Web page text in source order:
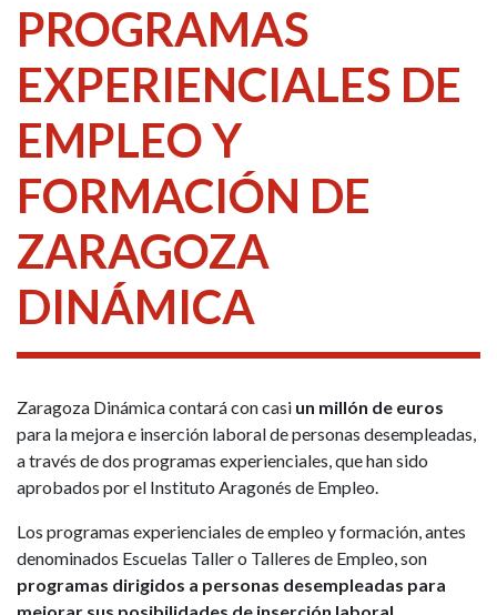
PROGRAMAS
EXPERIENCIALES DE
EMPLEO Y
FORMACIÓN DE
ZARAGOZA
DINÁMICA
Zaragoza Dinámica contará con casi un millón de euros
para la mejora e inserción laboral de personas desempleadas,
a través de dos programas experienciales, que han sido
aprobados por el Instituto Aragonés de Empleo.
Los programas experienciales de empleo y formación, antes
denominados Escuelas Taller o Talleres de Empleo, son
programas dirigidos a personas desempleadas para